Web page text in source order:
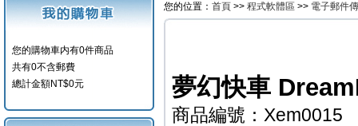
您的購物車内有0件商品
共有0不含郵費
總計金額NT$0元
您的位置： 首頁 >> 程式軟體區 >> 電子郵件
夢幻快車
商品編號：Xem0015